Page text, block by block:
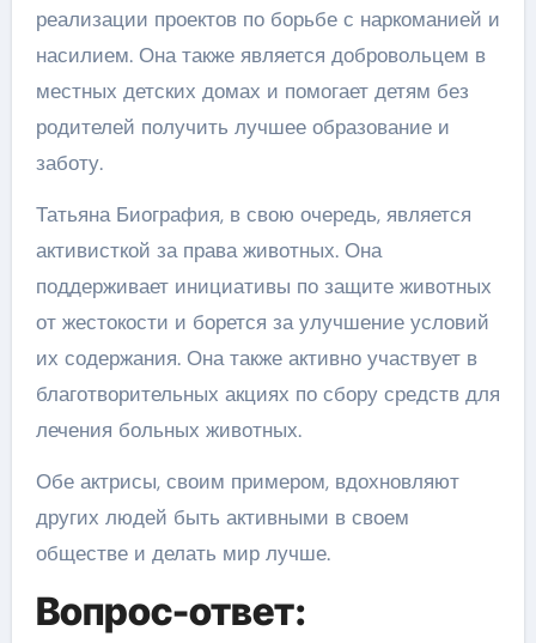
реализации проектов по борьбе с наркоманией и
насилием. Она также является добровольцем в
местных детских домах и помогает детям без
родителей получить лучшее образование и
заботу.
Татьяна Биография, в свою очередь, является
активисткой за права животных. Она
поддерживает инициативы по защите животных
от жестокости и борется за улучшение условий
их содержания. Она также активно участвует в
благотворительных акциях по сбору средств для
лечения больных животных.
Обе актрисы, своим примером, вдохновляют
других людей быть активными в своем
обществе и делать мир лучше.
Вопрос-ответ: